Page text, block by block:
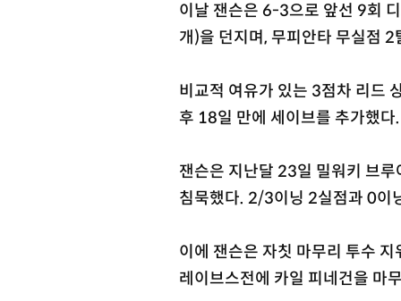
이날 잰슨은 6-3으로 앞선 9회
개)을 던지며, 무피안타 무실점
비교적 여유가 있는 3점차 리드
후 18일 만에 세이브를 추가했다.
잰슨은 지난달 23일 밀워키 브
침묵했다. 2/3이닝 2실점과 0이
이에 잰슨은 자칫 마무리 투수
레이브스전에 카일 피네건을 마